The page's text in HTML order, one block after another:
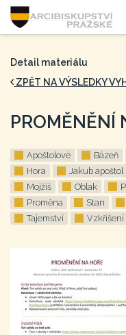
Detail materiálu
ZPĚT NA VÝSLEDKY
PROMĚNĚNÍ
Apoštolové Bázeň
Hora
Jakub apoštol
Mojžíš
Oblak
Proměna
Stan
Tajemství
Vzkříšení